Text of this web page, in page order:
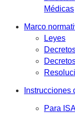
Médicas
Marco
Leyes
Para